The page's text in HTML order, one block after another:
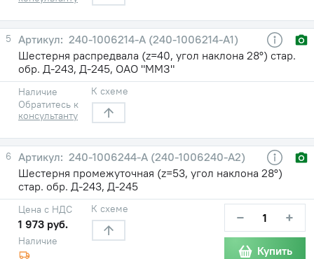
5
240-1006214-А (240-1006214-А1)
Шестерня распредвала (z=40, угол наклона 28°) стар.
обр. Д-243, Д-245, ОАО "ММЗ"
Наличие
Обратитесь к
консультанту
К схеме
6
240-1006244-А (240-1006240-А2)
Шестерня промежуточная (z=53, угол наклона 28°)
стар. обр. Д-243, Д-245
Наличие
Цена с НДС
1 973 руб.
К схеме − +
Купить